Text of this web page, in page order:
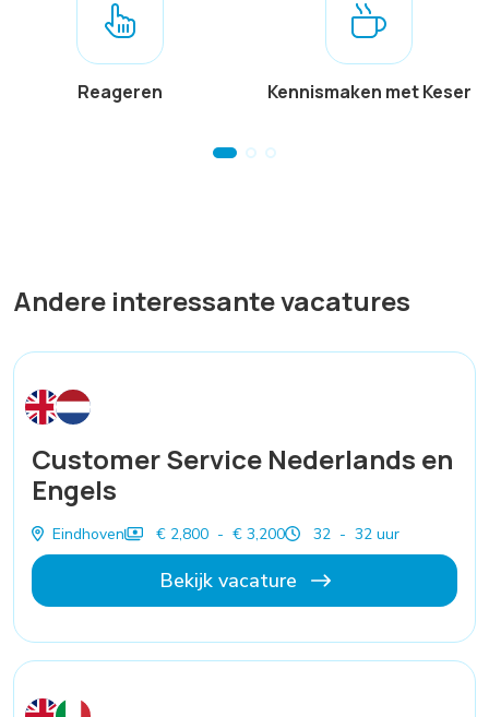
Reageren Kennismaken met Keser
Andere interessante vacatures
Customer Service Nederlands en
Engels
Eindhoven € 2,800 - € 3,200 32 - 32 uur
Bekijk vacature